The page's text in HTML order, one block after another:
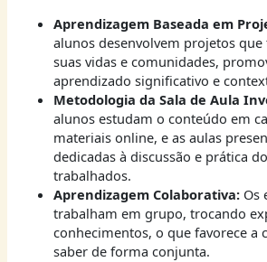
Aprendizagem Baseada em
alunos desenvolvem projetos que
suas vidas e comunidades,
aprendizado significativo e
Metodologia da Sala de Aula
alunos estudam o conteúdo em
materiais online, e as aulas
dedicadas à discussão e prática
trabalhados.
Aprendizagem Colaborativa:Os
trabalham em grupo, trocando
conhecimentos, o que favorece a
saber de forma conjunta.